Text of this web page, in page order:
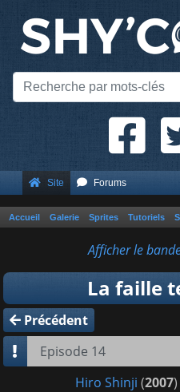
Site Forums
Accueil Galerie Sprites Tutoriels
Afficher le
La faille
Précédent
Hiro Shinji (2007